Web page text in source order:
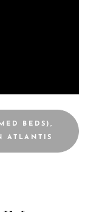
BEDS),
ATLANTIS